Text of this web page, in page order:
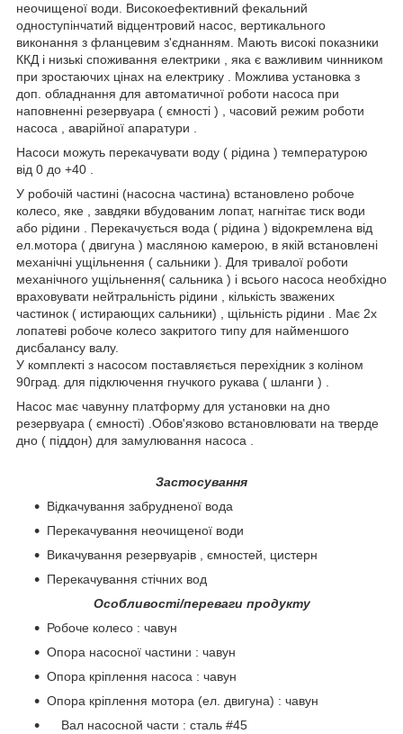
неочищеної води. Високоефективний фекальний
одноступінчатий відцентровий насос, вертикального
виконання з фланцевим з'єднанням. Мають високі показники
ККД і низькі споживання електрики , яка є важливим чинником
при зростаючих цінах на електрику . Можлива установка з
доп. обладнання для автоматичної роботи насоса при
наповненні резервуара ( ємності ) , часовий режим роботи
насоса , аварійної апаратури .
Насоси можуть перекачувати воду ( рідина ) температурою
від 0 до +40 .
У робочій частині (насосна частина) встановлено робоче
колесо, яке , завдяки вбудованим лопат, нагнітає тиск води
або рідини . Перекачується вода ( рідина ) відокремлена від
ел.мотора ( двигуна ) масляною камерою, в якій встановлені
механічні ущільнення ( сальники ). Для тривалої роботи
механічного ущільнення( сальника ) і всього насоса необхідно
враховувати нейтральність рідини , кількість зважених
частинок ( истирающих сальники) , щільність рідини . Має 2х
лопатеві робоче колесо закритого типу для найменшого
дисбалансу валу.
У комплекті з насосом поставляється перехідник з коліном
90град. для підключення гнучкого рукава ( шланги ) .
Насос має чавунну платформу для установки на дно
резервуара ( ємності) .Обов'язково встановлювати на тверде
дно ( піддон) для замулювання насоса .
Застосування
Відкачування забрудненої вода
Перекачування неочищеної води
Викачування резервуарів , ємностей, цистерн
Перекачування стічних вод
Особливості/переваги продукту
Робоче колесо : чавун
Опора насосної частини : чавун
Опора кріплення насоса : чавун
Опора кріплення мотора (ел. двигуна) : чавун
Вал насосной части : сталь #45